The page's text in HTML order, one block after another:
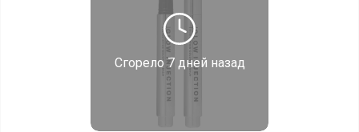
Сгорело7 дней назад